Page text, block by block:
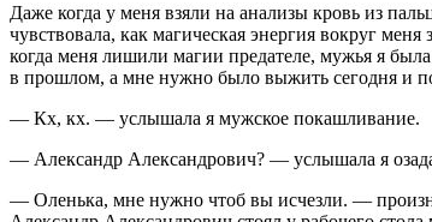
Даже когда у меня взяли на анализы кровь из
чувствовала, как магическая энергия вокруг
когда меня лишили магии предателе, мужья я
в прошлом, а мне нужно было выжить сегодня и
— Кх, кх. — услышала я мужское покашливание.
— Александр Александрович? — услышала я
— Оленька, мне нужно чтоб вы исчезли. —